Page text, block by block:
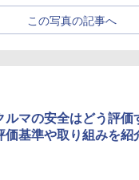
この写真の記事へ
ルマの安全はどう評
価基準や取り組みを紹